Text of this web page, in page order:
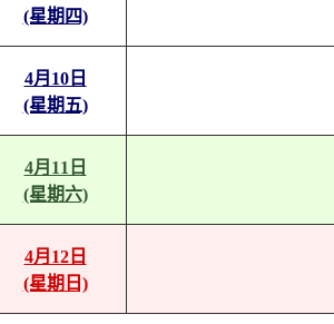
(星期四)
4月10日
(星期五)
4月11日
(星期六)
4月12日
(星期日)